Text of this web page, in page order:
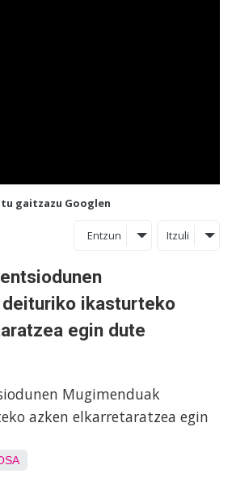
gaitzazu Googlen
Entzun Itzuli
deituriko ikasturteko
egin dute
Mugimenduak
azken elkarretaratzea egin